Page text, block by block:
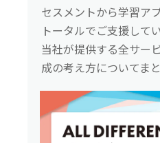
セスメントから学習ア
トータルでご支援して
当社が提供する全サー
成の考え方についてま